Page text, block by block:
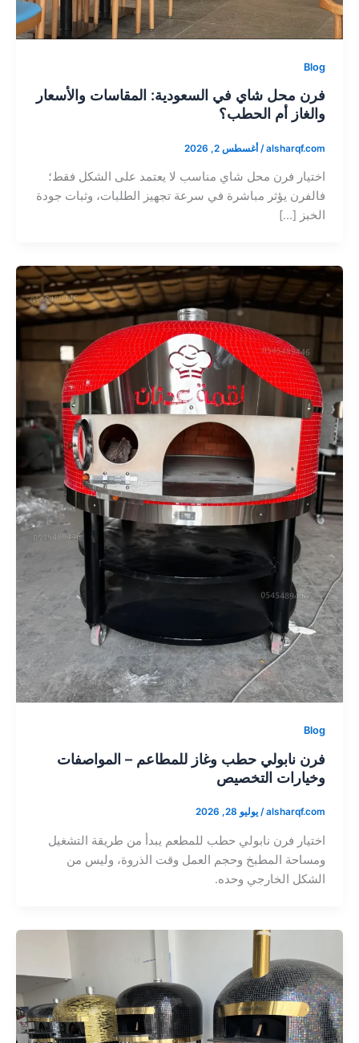
Blog
فرن محل شاي في السعودية: المقاسات والأسعار
والغاز أم الحطب؟
alsharqf.com
/ أغسطس 2, 2026
اختيار فرن محل شاي مناسب لا يعتمد على الشكل فقط؛
فالفرن يؤثر مباشرة في سرعة تجهيز الطلبات، وثبات جودة
الخبز […]
Blog
فرن نابولي حطب وغاز للمطاعم – المواصفات
وخيارات التخصيص
alsharqf.com
/ يوليو 28, 2026
اختيار فرن نابولي حطب للمطعم يبدأ من طريقة التشغيل
ومساحة المطبخ وحجم العمل وقت الذروة، وليس من
الشكل الخارجي وحده.